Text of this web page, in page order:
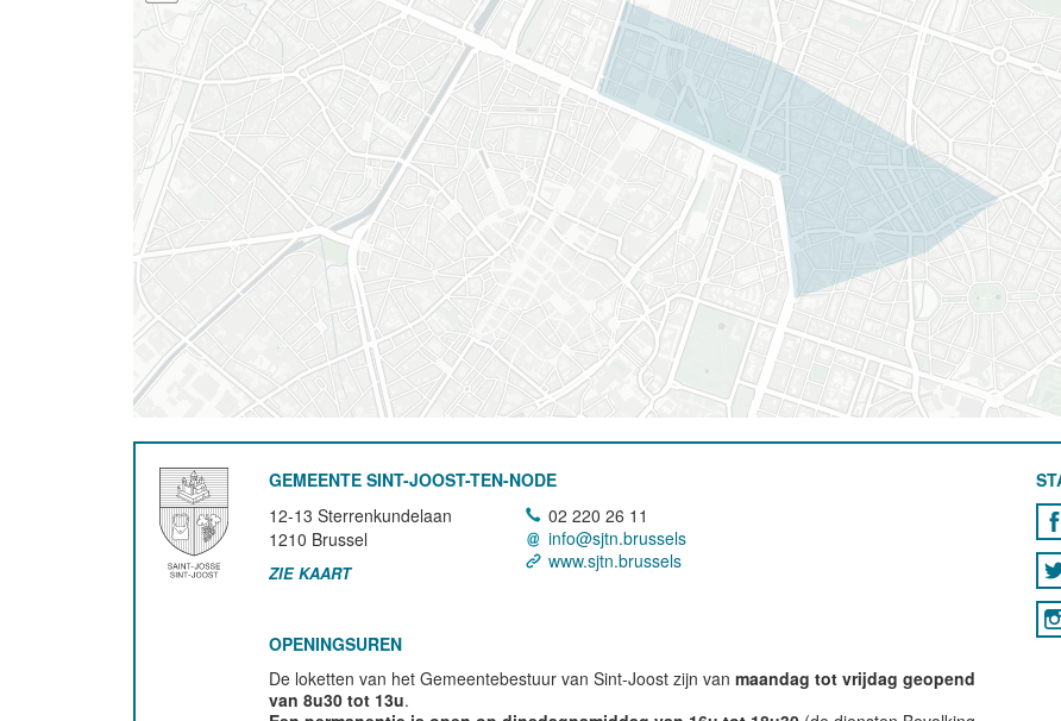
GEMEENTE SINT-JOOST-TEN-NODE
12-13 Sterrenkundelaan
1210 Brussel
ZIE KAART
02 220 26 11
info@sjtn.brussels
www.sjtn.brussels
OPENINGSUREN
De loketten van het Gemeentebestuur van Sint-Joost zijn vanmaandag tot vrijdag geopend
van 8u30 tot 13u.